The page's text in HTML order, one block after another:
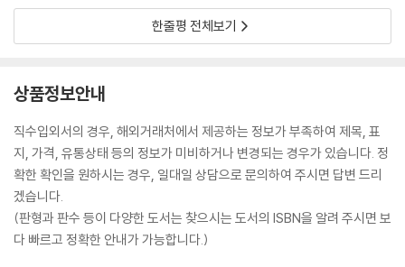
한줄평 전체보기
상품정보안내
직수입외서의 경우, 해외거래처에서 제공하는 정보가 부족하여 제목, 표
지, 가격, 유통상태 등의 정보가 미비하거나 변경되는 경우가 있습니다. 정
확한 확인을 원하시는 경우, 일대일 상담으로 문의하여 주시면 답변 드리
겠습니다.
(판형과 판수 등이 다양한 도서는 찾으시는 도서의 ISBN을 알려 주시면 보
다 빠르고 정확한 안내가 가능합니다.)